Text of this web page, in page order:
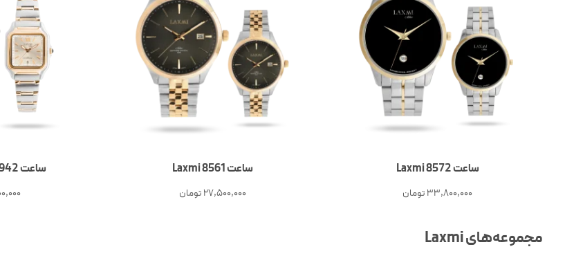
ساعت Laxmi 8572
33,800,000تومان
ساعت Laxmi 8561
27,500,000تومان
ساعت laxmi 8941 & 8942
مجموعه‌های Laxmi